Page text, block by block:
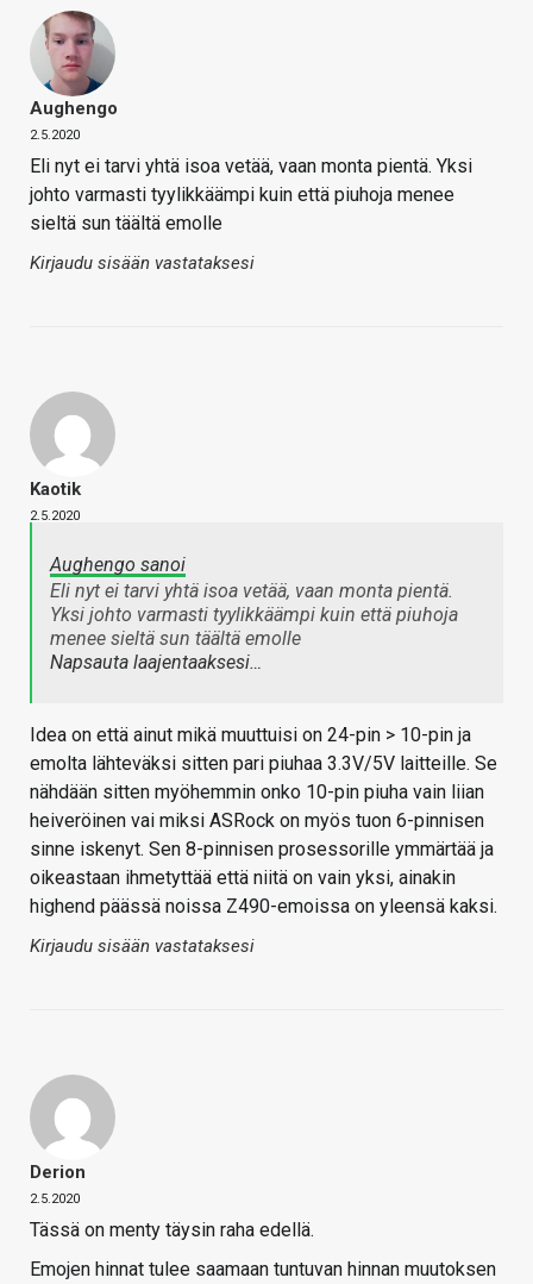
Aughengo
2.5.2020
Eli nyt ei tarvi yhtä isoa vetää, vaan monta pientä. Yksi
johto varmasti tyylikkäämpi kuin että piuhoja menee
sieltä sun täältä emolle
Kirjaudu sisään vastataksesi
Kaotik
2.5.2020
Aughengo sanoi
Eli nyt ei tarvi yhtä isoa vetää, vaan monta pientä.
Yksi johto varmasti tyylikkäämpi kuin että piuhoja
menee sieltä sun täältä emolle
Napsauta laajentaaksesi…
Idea on että ainut mikä muuttuisi on 24-pin > 10-pin ja
emolta lähteväksi sitten pari piuhaa 3.3V/5V laitteille. Se
nähdään sitten myöhemmin onko 10-pin piuha vain liian
heiveröinen vai miksi ASRock on myös tuon 6-pinnisen
sinne iskenyt. Sen 8-pinnisen prosessorille ymmärtää ja
oikeastaan ihmetyttää että niitä on vain yksi, ainakin
highend päässä noissa Z490-emoissa on yleensä kaksi.
Kirjaudu sisään vastataksesi
Derion
2.5.2020
Tässä on menty täysin raha edellä.
Emojen hinnat tulee saamaan tuntuvan hinnan muutoksen